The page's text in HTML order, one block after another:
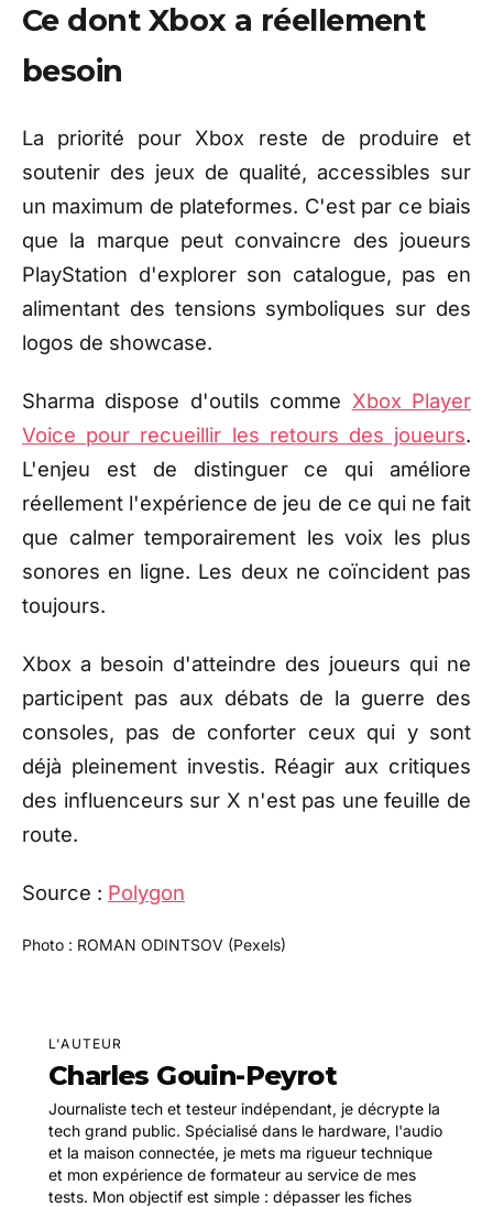
Ce dont Xbox a réellement
besoin
La priorité pour Xbox reste de produire et
soutenir des jeux de qualité, accessibles sur
un maximum de plateformes. C'est par ce biais
que la marque peut convaincre des joueurs
PlayStation d'explorer son catalogue, pas en
alimentant des tensions symboliques sur des
logos de showcase.
Sharma dispose d'outils comme Xbox Player
Voice pour recueillir les retours des joueurs.
L'enjeu est de distinguer ce qui améliore
réellement l'expérience de jeu de ce qui ne fait
que calmer temporairement les voix les plus
sonores en ligne. Les deux ne coïncident pas
toujours.
Xbox a besoin d'atteindre des joueurs qui ne
participent pas aux débats de la guerre des
consoles, pas de conforter ceux qui y sont
déjà pleinement investis. Réagir aux critiques
des influenceurs sur X n'est pas une feuille de
route.
Source : Polygon
Photo : ROMAN ODINTSOV (Pexels)
L'AUTEUR
Charles Gouin-Peyrot
Journaliste tech et testeur indépendant, je décrypte la
tech grand public. Spécialisé dans le hardware, l'audio
et la maison connectée, je mets ma rigueur technique
et mon expérience de formateur au service de mes
tests. Mon objectif est simple : dépasser les fiches